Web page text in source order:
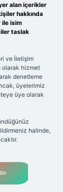
alan içerikler
hakkında
ile isim
taslak
ve İletişim
olarak hizmet
denetleme
üyelerimiz
üye olarak
halinde,